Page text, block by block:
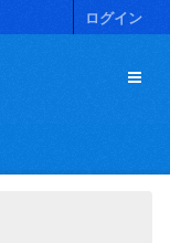
ログイン